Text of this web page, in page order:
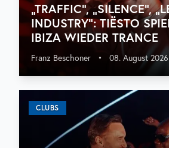
„TRAFFIC“, „SILENCE“,
INDUSTRY“: TIËSTO
IBIZA WIEDER TRANCE
Franz Beschoner • 08. August 2026
CLUBS